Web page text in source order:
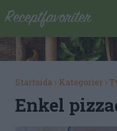
Startsida › Kategorier ›
Enkel